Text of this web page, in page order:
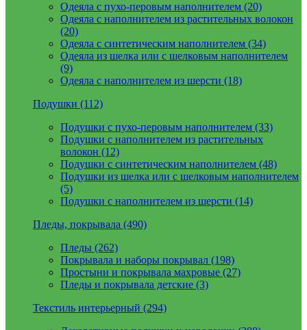
Одеяла с пухо-перовым наполнителем (20)
Одеяла с наполнителем из растительных волокон
(20)
Одеяла с синтетическим наполнителем (34)
Одеяла из шелка или с шелковым наполнителем
(9)
Одеяла с наполнителем из шерсти (18)
Подушки (112)
Подушки с пухо-перовым наполнителем (33)
Подушки с наполнителем из растительных
волокон (12)
Подушки с синтетическим наполнителем (48)
Подушки из шелка или с шелковым наполнителем
(5)
Подушки с наполнителем из шерсти (14)
Пледы, покрывала (490)
Пледы (262)
Покрывала и наборы покрывал (198)
Простыни и покрывала махровые (27)
Пледы и покрывала детские (3)
Текстиль интерьерный (294)